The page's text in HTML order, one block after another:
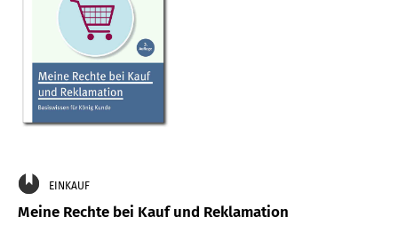
EINKAUF
Meine Rechte bei Kauf und Reklamation